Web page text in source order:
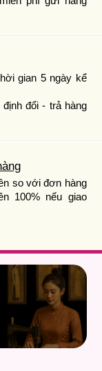
gian 5 ngày kể
đổi - trả hàng
so với đơn hàng
100% nếu giao